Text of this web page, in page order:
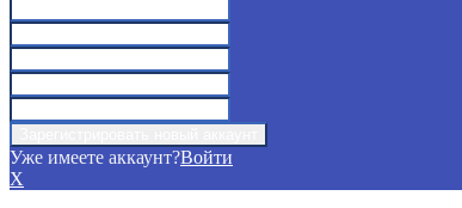
Уже имеете аккаунт?Войти
X